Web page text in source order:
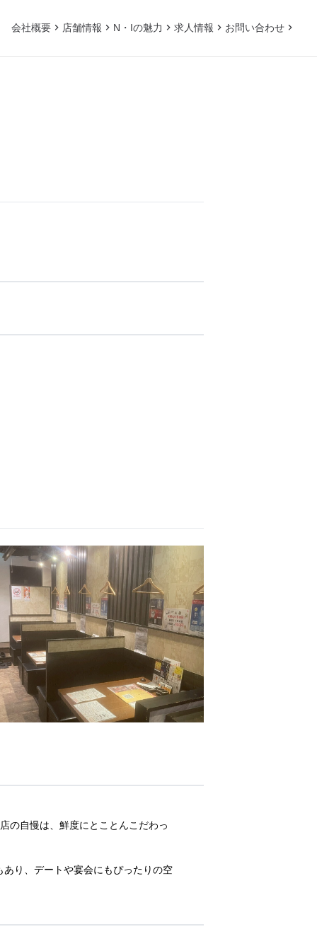
会社概要 店舗情報 N・Iの魅力 求人情報 お問い合わせ
の自慢は、鮮度にとことんこだわっ
り、デートや宴会にもぴったりの空